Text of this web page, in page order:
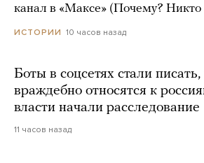
канал в «Максе» (Почему?
ИСТОРИИ 10 часов назад
Боты в соцсетях стали
враждебно относятся к
власти начали расследование
11 часов назад